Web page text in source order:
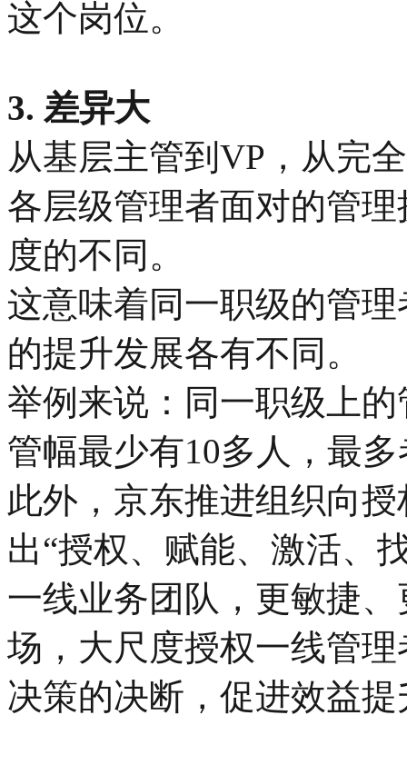
这个岗位。
3. 差异大
从基层主管到VP，从完
各层级管理者面对的管
度的不同。
这意味着同一职级的管
的提升发展各有不同。
举例来说：同一职级上
管幅最少有10多人，最
此外，京东推进组织向
出“授权、赋能、激活、
一线业务团队，更敏捷
场，大尺度授权一线管
决策的决断，促进效益提